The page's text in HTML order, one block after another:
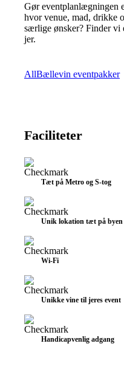
Gør eventplanlægningen
hvor venue, mad, drikke
særlige ønsker? Finder vi
jer.
AllBællevin eventpakker
Faciliteter
Tæt på Metro og S-tog
Unik lokation tæt på byen
Wi-Fi
Unikke vine til jeres event
Handicapvenlig adgang